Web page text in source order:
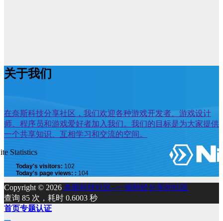
关于我们
在奈斯科技分享社区，我们欢迎各种游戏开发者、游戏设计
师、程序员和游戏爱好者加入我们。我们的目标是为大家提供
一个共享知识、互相学习和交流的空间。
Statistics
Today's visitors: 102
Today's page views: : 104
Copyright © 2026 奈斯科技社区--一個熱於分享的社區
查询 85 次，耗时 0.6003 秒
首页专题认证